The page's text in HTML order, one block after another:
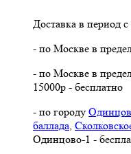
Доставка в период
- по Москве в
- по Москве в
15000р - бесплатно
- по городу
баллада,
Одинцово-1 -